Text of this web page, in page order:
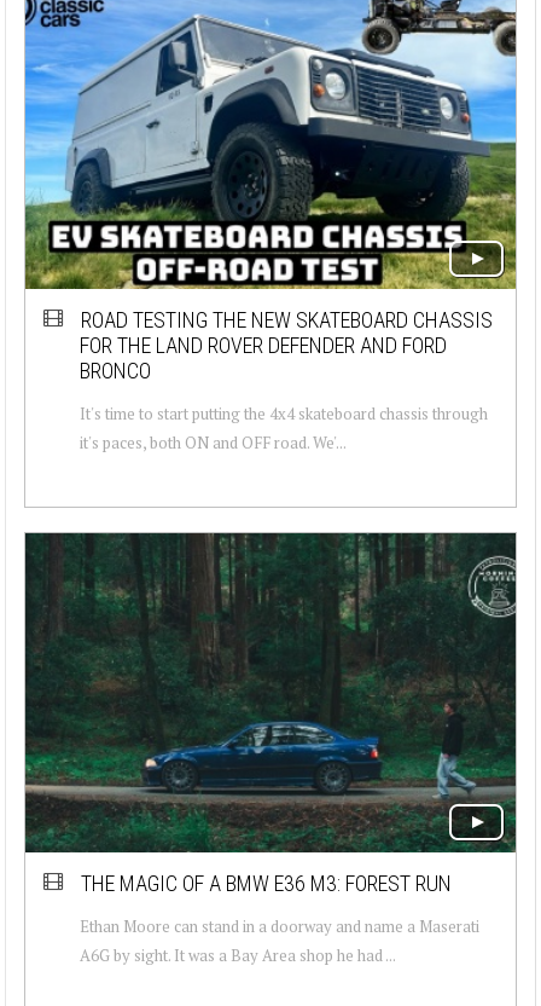
ROAD TESTING THE NEW SKATEBOARD CHASSIS
FOR THE LAND ROVER DEFENDER AND FORD
BRONCO
It's time to start putting the 4x4 skateboard chassis through
it's paces, both ON and OFF road. We'...
THE MAGIC OF A BMW E36 M3: FOREST RUN
Ethan Moore can stand in a doorway and name a Maserati
A6G by sight. It was a Bay Area shop he had ...